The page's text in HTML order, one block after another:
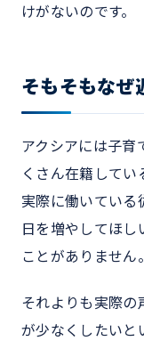
けがないのです。
そもそもなぜ
アクシアには子育
くさん在籍してい
実際に働いている
日を増やしてほし
ことがありません。
それよりも実際の
が少なくしたいと